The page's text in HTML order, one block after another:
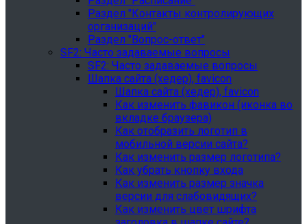
Раздел "Контакты контролирующих
организаций"
Раздел "Вопрос-ответ"
SF2: Часто задаваемые вопросы
SF2: Часто задаваемые вопросы
Шапка сайта (хедер), favicon
Шапка сайта (хедер), favicon
Как изменить фавикон (иконка во
вкладке браузера)
Как отобразить логотип в
мобильной версии сайта?
Как изменить размер логотипа?
Как убрать кнопку входа
Как изменить размер значка
версии для слабовидящих?
Как изменить цвет шрифта